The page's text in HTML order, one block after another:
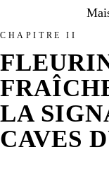
CHAPITRE II
LA
CAVES